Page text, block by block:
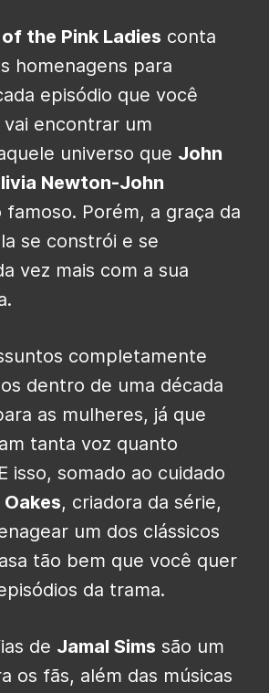
of the Pink Ladies conta
homenagens para
episódio que você
vai encontrar um
universo que John
Newton-John
Porém, a graça da
se constrói e se
vez mais com a sua
completamente
dentro de uma década
as mulheres, já que
tanta voz quanto
isso, somado ao cuidado
, criadora da série,
um dos clássicos
tão bem que você quer
da trama.
de Jamal Sims são um
os fãs, além das músicas